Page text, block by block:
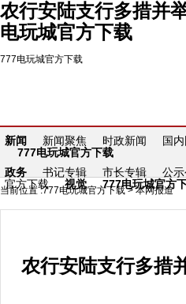
农行安陆支行多措并
电玩城官方下载
777电玩城官方下载
新闻 新闻聚焦 时政新闻 国
777电玩城官方下载
政务
书记专辑 市长专辑 公
官方下载
视觉 777电玩城官方
当前位置 :777电玩城官方下载>本网报道
农行安陆支行多措